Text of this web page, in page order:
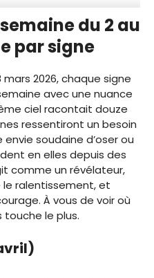
du 2 au
par signe
2026, chaque signe
avec une nuance
ciel racontait douze
ressentiront un besoin
soudaine d’oser ou
en elles depuis des
comme un révélateur,
ralentissement, et
À vous de voir où
le plus.